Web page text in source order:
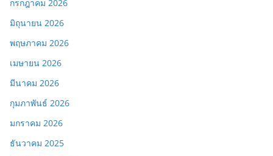
กรกฎาคม 2026
มิถุนายน 2026
พฤษภาคม 2026
เมษายน 2026
มีนาคม 2026
กุมภาพันธ์ 2026
มกราคม 2026
ธันวาคม 2025